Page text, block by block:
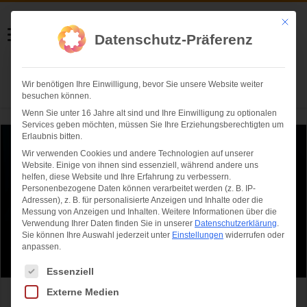
Helmut Swoboda
Fotografie
Herzlich willkommen
Neue multifunktionale Sportarena heißt
Mit
Datenschutz-Präferenz
Wir benötigen Ihre Einwilligung, bevor Sie unsere Website weiter
besuchen können.
Wenn Sie unter 16 Jahre alt sind und Ihre Einwilligung zu optionalen
Services geben möchten, müssen Sie Ihre Erziehungsberechtigten um
Erlaubnis bitten.
Wir verwenden Cookies und andere Technologien auf unserer
Website. Einige von ihnen sind essenziell, während andere uns
helfen, diese Website und Ihre Erfahrung zu verbessern.
Personenbezogene Daten können verarbeitet werden (z. B. IP-
Adressen), z. B. für personalisierte Anzeigen und Inhalte oder die
Messung von Anzeigen und Inhalten. Weitere Informationen über die
Verwendung Ihrer Daten finden Sie in unserer Datenschutzerklärung.
Sie können Ihre Auswahl jederzeit unter Einstellungen widerrufen oder
anpassen.
Es folgt eine Liste der Service-Gruppen, für die eine Einwilligung
Essenziell
Externe Medien